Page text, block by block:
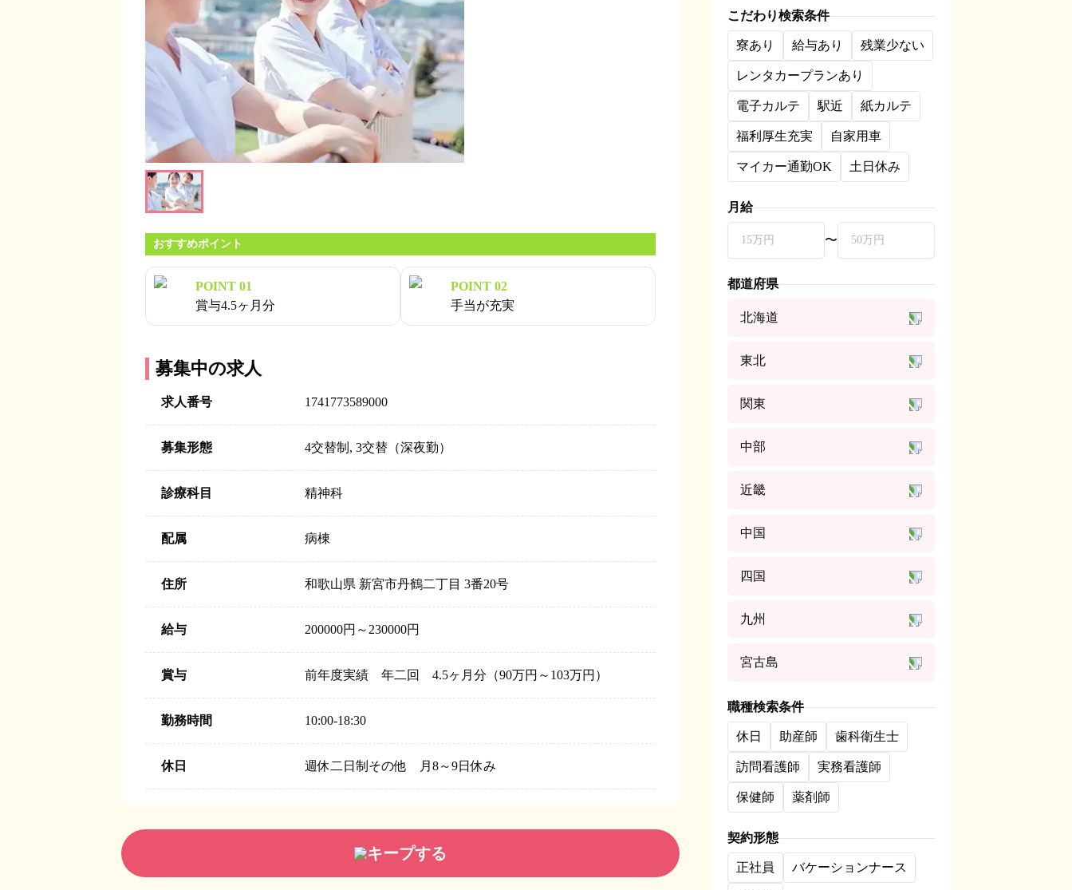
おすすめポイント
POINT 01
賞与4.5ヶ月分
POINT 02
手当が充実
募集中の求人
求人番号 1741773589000
募集形態 4交替制, 3交替（深夜勤）
診療科目 精神科
配属 病棟
住所 和歌山県 新宮市丹鶴二丁目 3番20号
給与 200000円～230000円
賞与 前年度実績 年二回 4.5ヶ月分（90万円～103万円）
勤務時間 10:00-18:30
休日 週休二日制その他 月8～9日休み
キープする
こだわり検索条件
寮あり 給与あり 残業少ない
レンタカープランあり
電子カルテ 駅近 紙カルテ
福利厚生充実 自家用車
マイカー通勤OK 土日休み
月給
〜
都道府県
北海道
東北
関東
中部
近畿
中国
四国
九州
宮古島
職種検索条件
休日 助産師 歯科衛生士
訪問看護師 実務看護師
保健師 薬剤師
契約形態
正社員 バケーションナース